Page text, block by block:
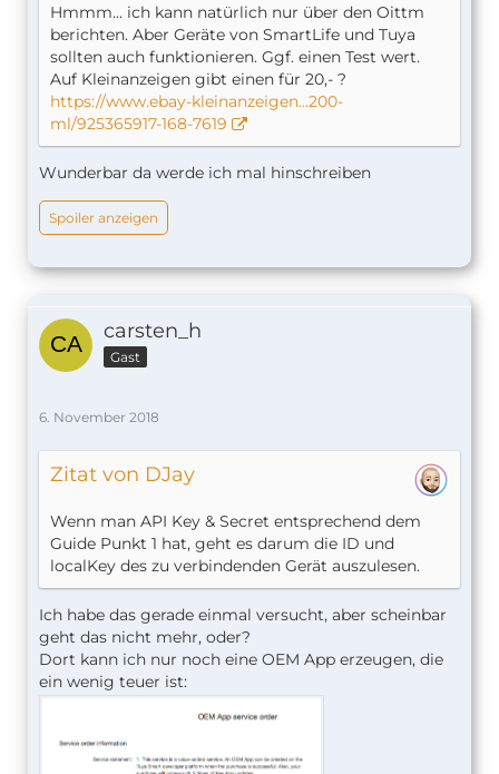
Hmmm... ich kann natürlich nur über den Oittm
berichten. Aber Geräte von SmartLife und Tuya
sollten auch funktionieren. Ggf. einen Test wert.
Auf Kleinanzeigen gibt einen für 20,- ?
https://www.ebay-kleinanzeigen…200-
ml/925365917-168-7619
Wunderbar da werde ich mal hinschreiben
Spoiler anzeigen
carsten_h
Gast
6. November 2018
Zitat von DJay
Wenn man API Key & Secret entsprechend dem
Guide Punkt 1 hat, geht es darum die ID und
localKey des zu verbindenden Gerät auszulesen.
Ich habe das gerade einmal versucht, aber scheinbar
geht das nicht mehr, oder?
Dort kann ich nur noch eine OEM App erzeugen, die
ein wenig teuer ist: